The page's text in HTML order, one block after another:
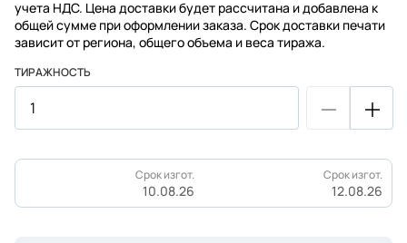
учета НДС. Цена доставки будет рассчитана и добавлена к
общей сумме при оформлении заказа. Срок доставки печати
зависит от региона, общего объема и веса тиража.
ТИРАЖНОСТЬ
Срок изгот.
10.08.26
Срок изгот.
12.08.26